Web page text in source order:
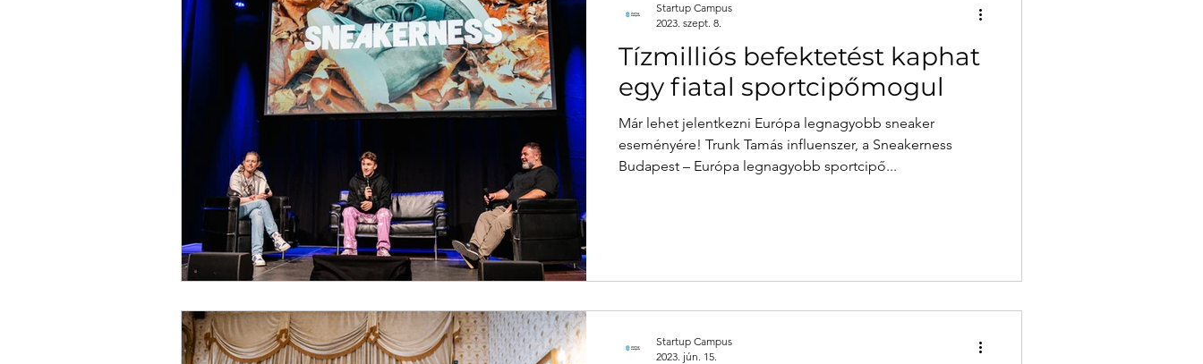
Tízmilliós befektetést kaphat
egy fiatal sportcipőmogul
Már lehet jelentkezni Európa legnagyobb sneaker
eseményére! Trunk Tamás influenszer, a Sneakerness
Budapest – Európa legnagyobb sportcipő...
Startup Campus
2023. szept. 8.
Startup Campus
2023. jún. 15.